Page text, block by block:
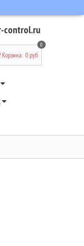
control.ru
Корзина:
0
0 руб